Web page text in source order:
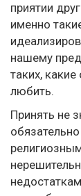
приятии
именно
нашему
таких,
любить.
Принять не